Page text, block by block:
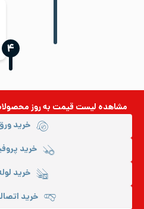
‍۴
مشاهده لیست قیمت به روز
خرید
خرید
خرید
خرید